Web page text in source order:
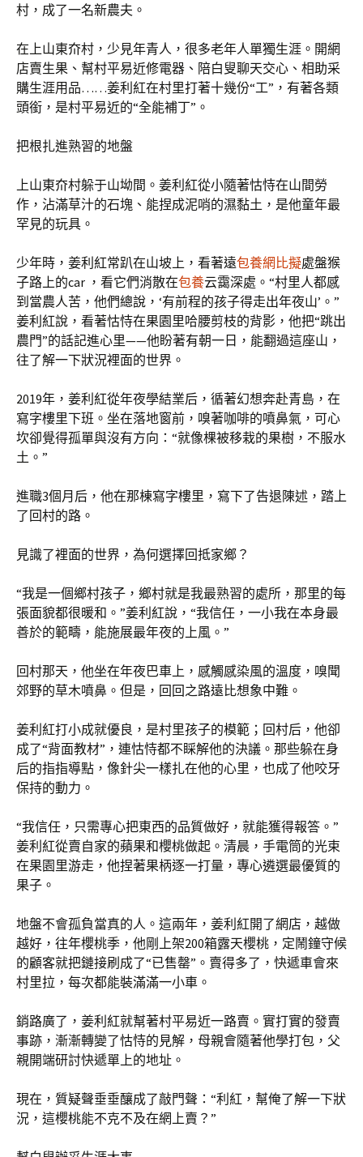
村，成了一名新農夫。
在上山東夼村，少見年青人，很多老年人單獨生涯。開網
店賣生果、幫村平易近修電器、陪白叟聊天交心、相助采
購生涯用品……姜利紅在村里打著十幾份“工”，有著各類
頭銜，是村平易近的“全能補丁”。
把根扎進熟習的地盤
上山東夼村躲于山坳間。姜利紅從小隨著怙恃在山間勞
作，沾滿草汁的石塊、能捏成泥哨的濕黏土，是他童年最
罕見的玩具。
少年時，姜利紅常趴在山坡上，看著遠包養網比擬處盤猴
子路上的car ，看它們消散在包養云靄深處。“村里人都感
到當農人苦，他們總說，‘有前程的孩子得走出年夜山’。”
姜利紅說，看著怙恃在果園里哈腰剪枝的背影，他把“跳出
農門”的話記進心里——他盼著有朝一日，能翻過這座山，
往了解一下狀況裡面的世界。
2019年，姜利紅從年夜學結業后，循著幻想奔赴青島，在
寫字樓里下班。坐在落地窗前，嗅著咖啡的噴鼻氣，可心
坎卻覺得孤單與沒有方向：“就像棵被移栽的果樹，不服水
土。”
進職3個月后，他在那棟寫字樓里，寫下了告退陳述，踏上
了回村的路。
見識了裡面的世界，為何選擇回抵家鄉？
“我是一個鄉村孩子，鄉村就是我最熟習的處所，那里的每
張面貌都很暖和。”姜利紅說，“我信任，一小我在本身最
善於的範疇，能施展最年夜的上風。”
回村那天，他坐在年夜巴車上，感觸感染風的溫度，嗅聞
郊野的草木噴鼻。但是，回回之路遠比想象中難。
姜利紅打小成就優良，是村里孩子的模範；回村后，他卻
成了“背面教材”，連怙恃都不睬解他的決議。那些躲在身
后的指指導點，像針尖一樣扎在他的心里，也成了他咬牙
保持的動力。
“我信任，只需專心把東西的品質做好，就能獲得報答。”
姜利紅從賣自家的蘋果和櫻桃做起。清晨，手電筒的光束
在果園里游走，他捏著果柄逐一打量，專心遴選最優質的
果子。
地盤不會孤負當真的人。這兩年，姜利紅開了網店，越做
越好，往年櫻桃季，他剛上架200箱露天櫻桃，定鬧鐘守候
的顧客就把鏈接刷成了“已售罄”。賣得多了，快遞車會來
村里拉，每次都能裝滿滿一小車。
銷路廣了，姜利紅就幫著村平易近一路賣。實打實的發賣
事跡，漸漸轉變了怙恃的見解，母親會隨著他學打包，父
親開端研討快遞單上的地址。
現在，質疑聲垂垂釀成了敲門聲：“利紅，幫俺了解一下狀
況，這櫻桃能不克不及在網上賣？”